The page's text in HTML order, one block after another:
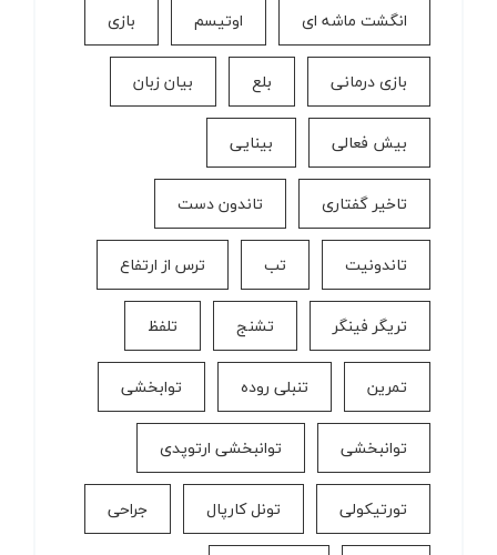
انگشت ماشه ای اوتیسم بازی
بازی درمانی بلع بیان زبان
بیش فعالی بینایی
تاخیر گفتاری تاندون دست
تاندونیت تب ترس از ارتفاع
تریگر فینگر تشنج تلفظ
تمرین تنبلی روده توابخشی
توانبخشی توانبخشی ارتوپدی
تورتیکولی تونل کارپال جراحی